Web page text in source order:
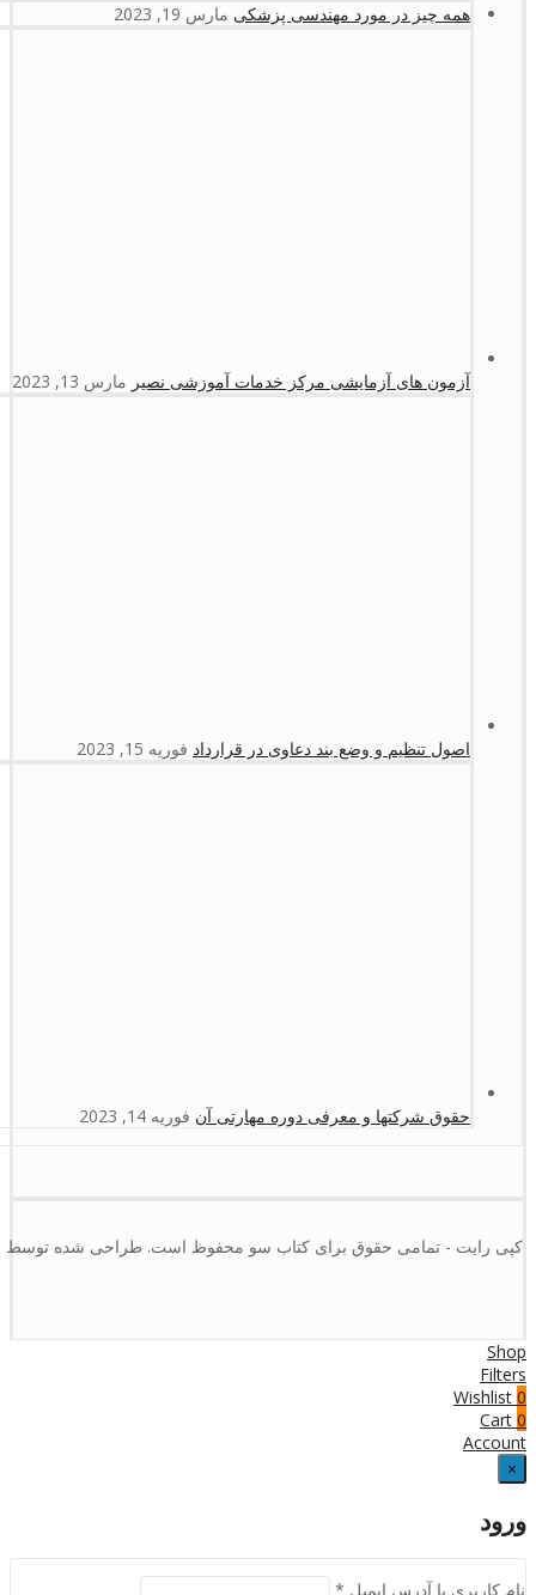
همه چیز در مورد مهندسی پزشکی مارس 19, 2023
آزمون های آزمایشی مرکز خدمات آموزشی نصیر مارس 13, 2023
اصول تنظیم و وضع بند دعاوی در قرارداد فوریه 15, 2023
حقوق شرکتها و معرفی دوره مهارتی آن فوریه 14, 2023
کپی رایت - تمامی حقوق برای کتاب سو محفوظ است. طراحی شده
Shop
Filters
0
Wishlist
0
Cart
Account
×
ورود
نام کاربری یا آدرس ایمیل *